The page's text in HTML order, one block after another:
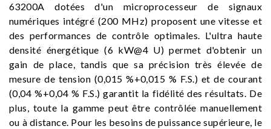
63200A dotées d'un microprocesseur de signaux
numériques intégré (200 MHz) proposent une vitesse et
des performances de contrôle optimales. L'ultra haute
densité énergétique (6 kW@4 U) permet d'obtenir un
gain de place, tandis que sa précision très élevée de
mesure de tension (0,015 %+0,015 % F.S.) et de courant
(0,04 %+0,04 % F.S.) garantit la fidélité des résultats. De
plus, toute la gamme peut être contrôlée manuellement
ou à distance. Pour les besoins de puissance supérieure, le